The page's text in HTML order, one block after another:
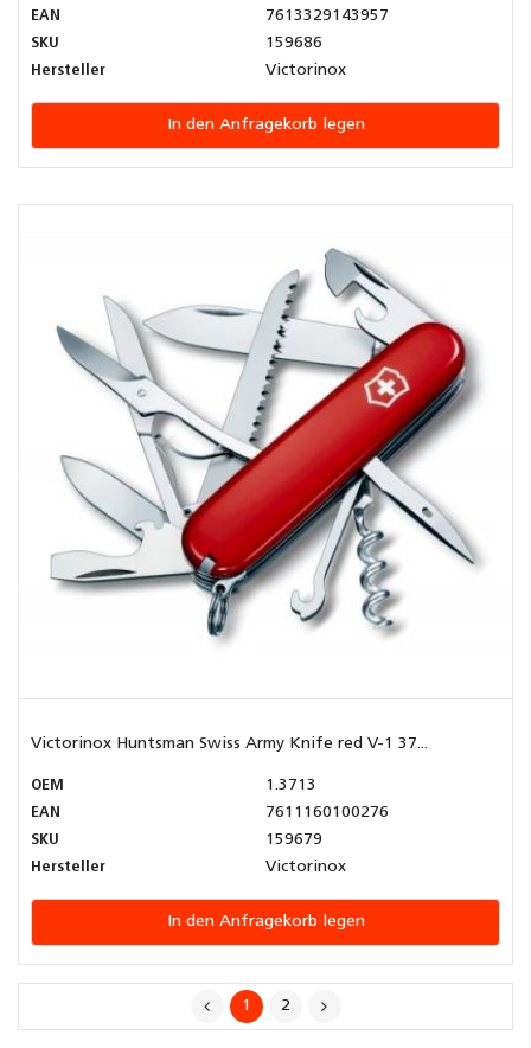
EAN
7613329143957
SKU
159686
Hersteller
Victorinox
In den Anfragekorb legen
Victorinox Huntsman Swiss Army Knife red V-1 37...
OEM
1.3713
EAN
7611160100276
SKU
159679
Hersteller
Victorinox
In den Anfragekorb legen
1 2